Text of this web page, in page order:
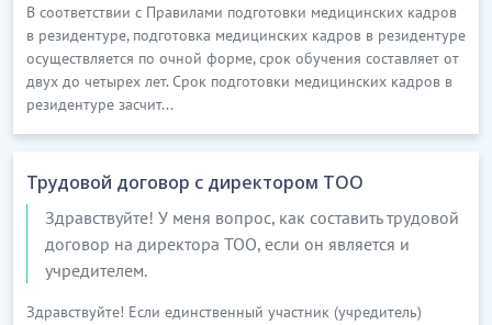
В соответствии с Правилами подготовки медицинских кадров
в резидентуре, подготовка медицинских кадров в резидентуре
осуществляется по очной форме, срок обучения составляет от
двух до четырех лет. Срок подготовки медицинских кадров в
резидентуре засчит...
Трудовой договор с директором ТОО
Здравствуйте! У меня вопрос, как составить трудовой
договор на директора ТОО, если он является и
учредителем.
Здравствуйте! Если единственный участник (учредитель)